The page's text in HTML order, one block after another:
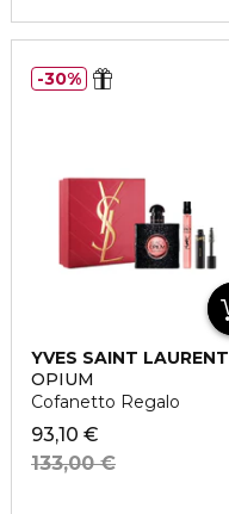
YVES SAINT LAURENT
OPIUM
Cofanetto Regalo
93,10 €
133,00 €
30%